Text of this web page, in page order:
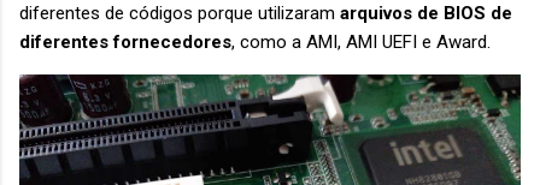
diferentes de códigos porque utilizaram arquivos de BIOS de
diferentes fornecedores, como a AMI, AMI UEFI e Award.